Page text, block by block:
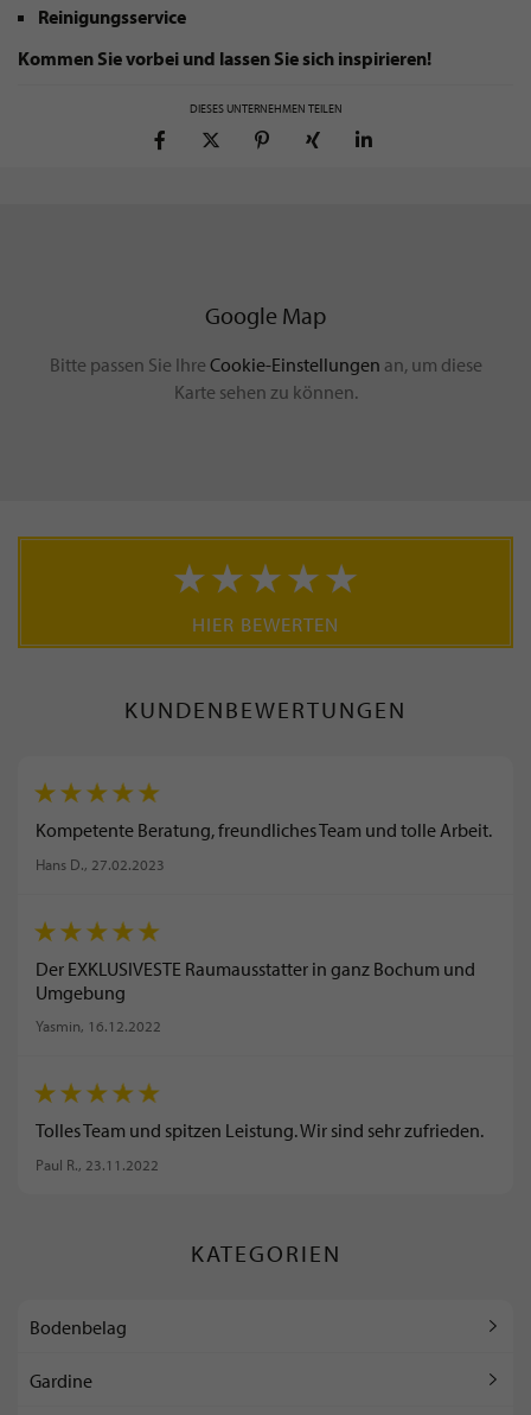
Reinigungsservice
Kommen Sie vorbei und lassen Sie sich inspirieren!
DIESES UNTERNEHMEN TEILEN
Google Map
Bitte passen Sie Ihre Cookie-Einstellungen an, um diese
Karte sehen zu können.
HIER BEWERTEN
KUNDENBEWERTUNGEN
Kompetente Beratung, freundliches Team und tolle Arbeit.
Hans D., 27.02.2023
Der EXKLUSIVESTE Raumausstatter in ganz Bochum und
Umgebung
Yasmin, 16.12.2022
Tolles Team und spitzen Leistung. Wir sind sehr zufrieden.
Paul R., 23.11.2022
KATEGORIEN
Bodenbelag
Gardine